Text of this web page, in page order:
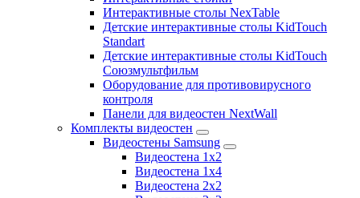
Интерактивные столы NexTable
Детские интерактивные столы KidTouch
Standart
Детские интерактивные столы KidTouch
Союзмультфильм
Оборудование для противовирусного
контроля
Панели для видеостен NextWall
Комплекты видеостен
Видеостены Samsung
Видеостена 1x2
Видеостена 1x4
Видеостена 2x2